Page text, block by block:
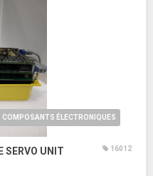
COMPOSANTS ÉLECTRONIQUES
SERVO UNIT 16012